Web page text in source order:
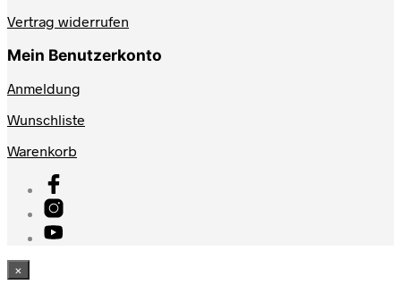
Vertrag widerrufen
Mein Benutzerkonto
Anmeldung
Wunschliste
Warenkorb
×